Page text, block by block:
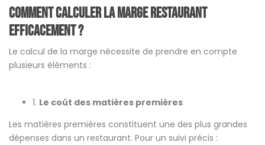
Comment calculer la marge restaurant
efficacement ?
Le calcul de la marge nécessite de prendre en compte
plusieurs éléments :
1. Le coût des matières premières
Les matières premières constituent une des plus grandes
dépenses dans un restaurant. Pour un suivi précis :